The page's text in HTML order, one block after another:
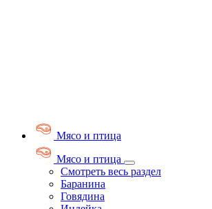
Мясо и птица
Мясо и птица
Смотреть весь раздел
Баранина
Говядина